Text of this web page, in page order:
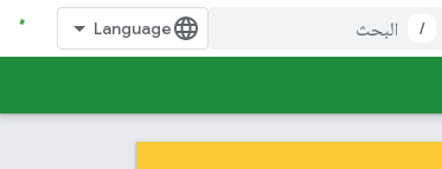
/